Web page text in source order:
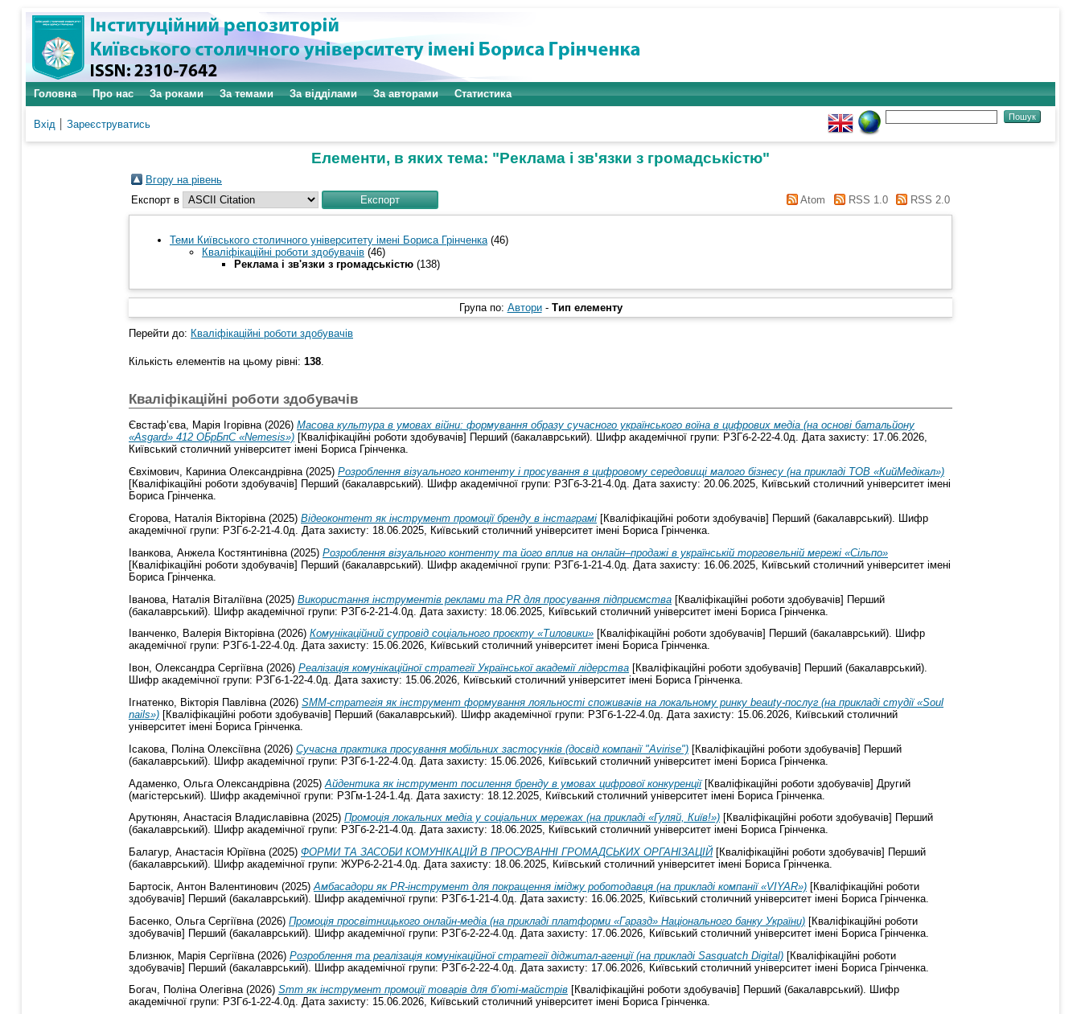
Головна Про нас За роками За темами За відділами За авторами Статистика
Вхід Зареєструватись
Елементи, в яких тема: "Реклама і зв'язки з громадськістю"
Вгору на рівень
Експорт в
Atom RSS 1.0 RSS 2.0
Теми Київського столичного університету імені Бориса Грінченка (46)
Кваліфікаційні роботи здобувачів (46)
Реклама і зв'язки з громадськістю (138)
Група по: Автори- Тип елементу
Перейти до: Кваліфікаційні роботи здобувачів
Кількість елементів на цьому рівні: 138
Кваліфікаційні роботи здобувачів
Євстаф’єва, Марія Ігорівна(2026) Масова культура в умовах війни: формування образу сучасного українського воїна в цифрових медіа (на основі батальйону
«Asgard» 412 ОБрБпС «Nemesis») [Кваліфікаційні роботи здобувачів] Перший (бакалаврський). Шифр академічної групи: РЗГб-2-22-4.0д. Дата захисту: 17.06.2026,
Київський столичний університет імені Бориса Грінченка.
Євхімович, Кариниа Олександрівна(2025) Розроблення візуального контенту і просування в цифровому середовищі малого бізнесу (на прикладі ТОВ «КийМедікал»)
[Кваліфікаційні роботи здобувачів] Перший (бакалаврський). Шифр академічної групи: РЗГб-3-21-4.0д. Дата захисту: 20.06.2025, Київський столичний університет імені
Бориса Грінченка.
Єгорова, Наталія Вікторівна (2025) Відеоконтент як інструмент промоції бренду в інстаграмі [Кваліфікаційні роботи здобувачів] Перший (бакалаврський). Шифр
академічної групи: РЗГб-2-21-4.0д. Дата захисту: 18.06.2025, Київський столичний університет імені Бориса Грінченка.
Іванкова, Анжела Костянтинівна (2025) Розроблення візуального контенту та його вплив на онлайн–продажі в українській торговельній мережі «Сільпо»
[Кваліфікаційні роботи здобувачів] Перший (бакалаврський). Шифр академічної групи: РЗГб-1-21-4.0д. Дата захисту: 16.06.2025, Київський столичний університет імені
Бориса Грінченка.
Іванова, Наталія Віталіївна (2025) Використання інструментів реклами та PR для просування підприємства [Кваліфікаційні роботи здобувачів] Перший
(бакалаврський). Шифр академічної групи: РЗГб-2-21-4.0д. Дата захисту: 18.06.2025, Київський столичний університет імені Бориса Грінченка.
Іванченко, Валерія Вікторівна(2026) Комунікаційний супровід соціального проєкту «Тиловики» [Кваліфікаційні роботи здобувачів] Перший (бакалаврський). Шифр
академічної групи: РЗГб-1-22-4.0д. Дата захисту: 15.06.2026, Київський столичний університет імені Бориса Грінченка.
Івон, Олександра Сергіївна(2026) Реалізація комунікаційної стратегії Української академії лідерства [Кваліфікаційні роботи здобувачів] Перший (бакалаврський).
Шифр академічної групи: РЗГб-1-22-4.0д. Дата захисту: 15.06.2026, Київський столичний університет імені Бориса Грінченка.
Ігнатенко, Вікторія Павлівна (2026) SMM-стратегія як інструмент формування лояльності споживачів на локальному ринку beauty-послуг (на прикладі студії «Soul
nails») [Кваліфікаційні роботи здобувачів] Перший (бакалаврський). Шифр академічної групи: РЗГб-1-22-4.0д. Дата захисту: 15.06.2026, Київський столичний
університет імені Бориса Грінченка.
Ісакова, Поліна Олексіївна (2026) Сучасна практика просування мобільних застосунків (досвід компанії "Avirise") [Кваліфікаційні роботи здобувачів] Перший
(бакалаврський). Шифр академічної групи: РЗГб-1-22-4.0д. Дата захисту: 15.06.2026, Київський столичний університет імені Бориса Грінченка.
Адаменко, Ольга Олександрівна (2025) Айдентика як інструмент посилення бренду в умовах цифрової конкуренції[Кваліфікаційні роботи здобувачів] Другий
(магістерський). Шифр академічної групи: РЗГм-1-24-1.4д. Дата захисту: 18.12.2025, Київський столичний університет імені Бориса Грінченка.
Арутюнян, Анастасія Владиславівна(2025) Промоція локальних медіа у соціальних мережах (на прикладі «Гуляй, Київ!») [Кваліфікаційні роботи здобувачів] Перший
(бакалаврський). Шифр академічної групи: РЗГб-2-21-4.0д. Дата захисту: 18.06.2025, Київський столичний університет імені Бориса Грінченка.
Балагур, Анастасія Юріївна(2025) ФОРМИ ТА ЗАСОБИ КОМУНІКАЦІЙ В ПРОСУВАННІ ГРОМАДСЬКИХ ОРГАНІЗАЦІЙ[Кваліфікаційні роботи здобувачів] Перший
(бакалаврський). Шифр академічної групи: ЖУРб-2-21-4.0д. Дата захисту: 18.06.2025, Київський столичний університет імені Бориса Грінченка.
Бартосік, Антон Валентинович (2025) Амбасадори як PR-інструмент для покращення іміджу роботодавця (на прикладі компанії «VIYAR») [Кваліфікаційні роботи
здобувачів] Перший (бакалаврський). Шифр академічної групи: РЗГб-1-21-4.0д. Дата захисту: 16.06.2025, Київський столичний університет імені Бориса Грінченка.
Басенко, Ольга Сергіївна (2026) Промоція просвітницького онлайн-медіа (на прикладі платформи «Гаразд» Національного банку України) [Кваліфікаційні роботи
здобувачів] Перший (бакалаврський). Шифр академічної групи: РЗГб-2-22-4.0д. Дата захисту: 17.06.2026, Київський столичний університет імені Бориса Грінченка.
Близнюк, Марія Сергіївна (2026) Розроблення та реалізація комунікаційної стратегії діджитал-агенції (на прикладі Sasquatch Digital) [Кваліфікаційні роботи
здобувачів] Перший (бакалаврський). Шифр академічної групи: РЗГб-2-22-4.0д. Дата захисту: 17.06.2026, Київський столичний університет імені Бориса Грінченка.
Богач, Поліна Олегівна(2026) Smm як інструмент промоції товарів для б’юті-майстрів [Кваліфікаційні роботи здобувачів] Перший (бакалаврський). Шифр
академічної групи: РЗГб-1-22-4.0д. Дата захисту: 15.06.2026, Київський столичний університет імені Бориса Грінченка.